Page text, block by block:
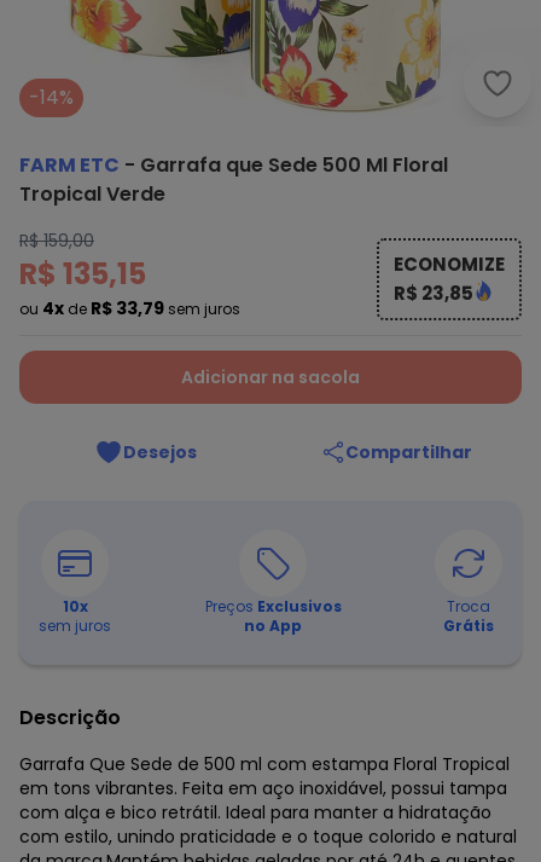
-14%
FARM ETC - Garrafa que Sede 500 Ml Floral
Tropical Verde
R$ 159,00
R$ 135,15
ou 4x de R$ 33,79 sem juros
ECONOMIZE
R$ 23,85
Adicionar na sacola
Desejos Compartilhar
10x
sem juros
Preços Exclusivos
no App
Troca
Grátis
Descrição
Garrafa Que Sede de 500 ml com estampa Floral Tropical
em tons vibrantes. Feita em aço inoxidável, possui tampa
com alça e bico retrátil. Ideal para manter a hidratação
com estilo, unindo praticidade e o toque colorido e natural